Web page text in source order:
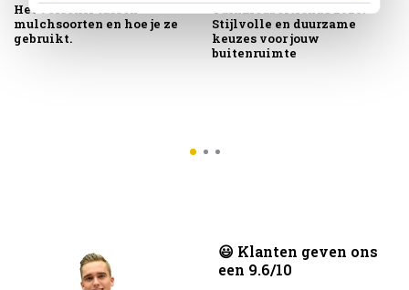
Het verschil tussen
mulchsoorten en hoe je ze
gebruikt.
Tuinmeubeltrends 2025:
Stijlvolle en duurzame
keuzes voor jouw
buitenruimte
😃 Klanten geven ons
een 9.6/10